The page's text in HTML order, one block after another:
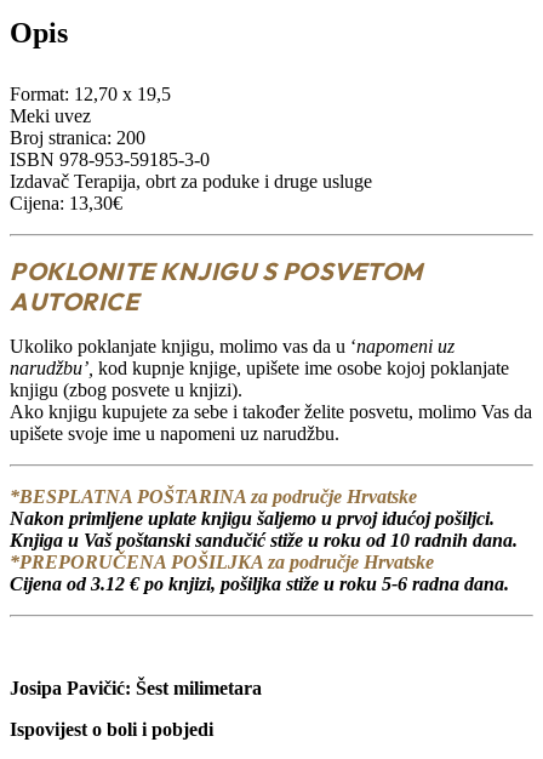
Opis
Format: 12,70 x 19,5
Meki uvez
Broj stranica: 200
ISBN 978-953-59185-3-0
Izdavač Terapija, obrt za poduke i druge usluge
Cijena: 13,30€
POKLONITE KNJIGU S POSVETOM
AUTORICE
Ukoliko poklanjate knjigu, molimo vas da u ‘napomeni uz
narudžbu’, kod kupnje knjige, upišete ime osobe kojoj poklanjate
knjigu (zbog posvete u knjizi).
Ako knjigu kupujete za sebe i također želite posvetu, molimo Vas da
upišete svoje ime u napomeni uz narudžbu.
*BESPLATNA POŠTARINA za područje Hrvatske
Nakon primljene uplate knjigu šaljemo u prvoj idućoj pošiljci.
Knjiga u Vaš poštanski sandučić stiže u roku od 10 radnih dana.
*PREPORUČENA POŠILJKA za područje Hrvatske
Cijena od 3.12 € po knjizi, pošiljka stiže u roku 5-6 radna dana.
Josipa Pavičić: Šest milimetara
Ispovijest o boli i pobjedi